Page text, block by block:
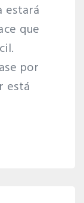
estará
que
por
está